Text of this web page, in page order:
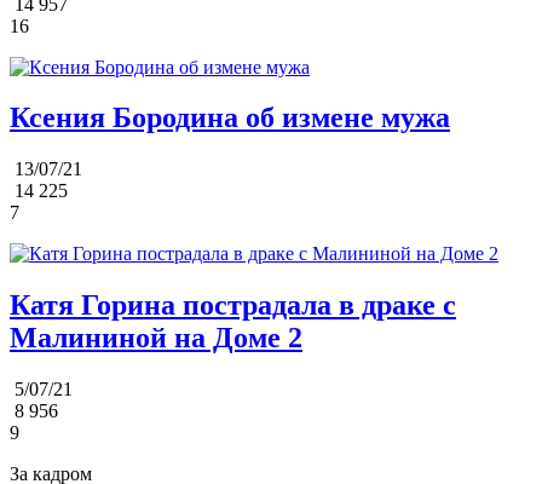
16
Ксения Бородина об измене мужа
13/07/21
14 225
7
Катя Горина пострадала в драке с
Малининой на Доме 2
5/07/21
8 956
9
За кадром